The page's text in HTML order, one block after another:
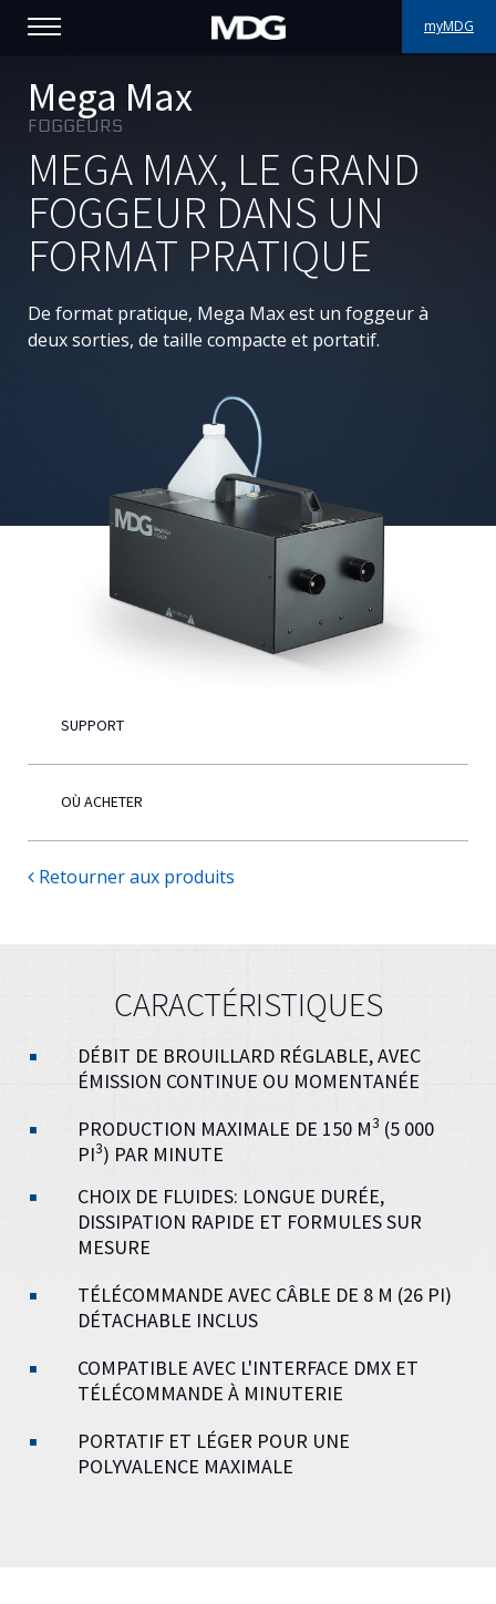
myMDG
PRODUITS
SUPPORT
PORTFOLIO
À PROPOS
OÙ ACHETER
Français
Mega Max
FOGGEURS
MEGA MAX, LE GRAND
FOGGEUR DANS UN
FORMAT PRATIQUE
De format pratique, Mega Max est un foggeur à
deux sorties, de taille compacte et portatif.
SUPPORT
OÙ ACHETER
Retourner aux produits
CARACTÉRISTIQUES
DÉBIT DE BROUILLARD RÉGLABLE, AVEC
ÉMISSION CONTINUE OU MOMENTANÉE
PRODUCTION MAXIMALE DE 150 M3 (5 000
PI3) PAR MINUTE
CHOIX DE FLUIDES: LONGUE DURÉE,
DISSIPATION RAPIDE ET FORMULES SUR
MESURE
TÉLÉCOMMANDE AVEC CÂBLE DE 8 M (26 PI)
DÉTACHABLE INCLUS
COMPATIBLE AVEC L'INTERFACE DMX ET
TÉLÉCOMMANDE À MINUTERIE
PORTATIF ET LÉGER POUR UNE
POLYVALENCE MAXIMALE